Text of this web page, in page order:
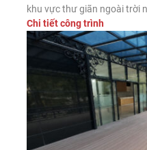
khu vực thư giãn ngoài trời
mối mọt và độ bền vượt trội.
thi công sàn gỗ nhựa […]
Chi tiết công trình